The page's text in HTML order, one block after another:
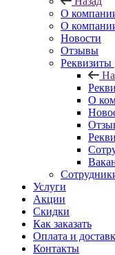
О
О
Новости
Отзывы
Реквизиты
О
Услуги
Акции
Скидки
Как заказать
Оплата и
Контакты